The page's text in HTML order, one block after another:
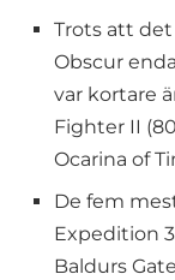
Trots att det
Obscur
var kortare
Fighter II
Ocarina of
De fem
Expedition
Baldurs